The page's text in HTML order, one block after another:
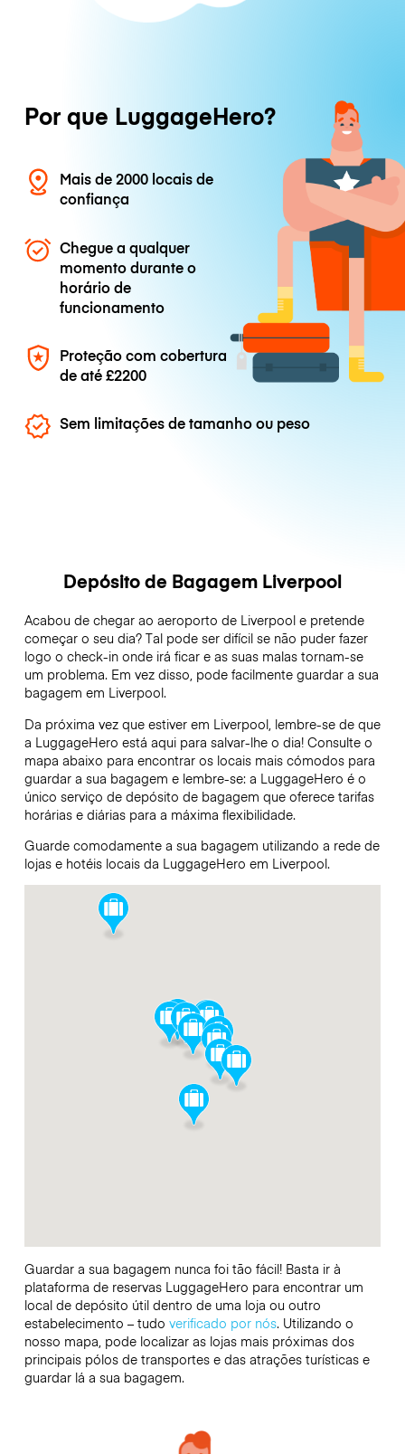
Por que LuggageHero?
Mais de 2000 locais de
confiança
Chegue a qualquer
momento durante o
horário de
funcionamento
Proteção com cobertura
de até£2200
Sem limitações de tamanho ou peso
Depósito de Bagagem Liverpool
Acabou de chegar ao aeroporto de Liverpool e pretende
começar o seu dia? Tal pode ser difícil se não puder fazer
logo o check-in onde irá ficar e as suas malas tornam-se
um problema. Em vez disso, pode facilmente guardar a sua
bagagem em Liverpool.
Da próxima vez que estiver em Liverpool, lembre-se de que
a LuggageHero está aqui para salvar-lhe o dia! Consulte o
mapa abaixo para encontrar os locais mais cómodos para
guardar a sua bagagem e lembre-se: a LuggageHero é o
único serviço de depósito de bagagem que oferece tarifas
horárias e diárias para a máxima flexibilidade.
Guarde comodamente a sua bagagem utilizando a rede de
lojas e hotéis locais da LuggageHero em Liverpool.
Guardar a sua bagagem nunca foi tão fácil! Basta ir à
plataforma de reservas LuggageHero para encontrar um
local de depósito útil dentro de uma loja ou outro
estabelecimento – tudo verificado por nós. Utilizando o
nosso mapa, pode localizar as lojas mais próximas dos
principais pólos de transportes e das atrações turísticas e
guardar lá a sua bagagem.